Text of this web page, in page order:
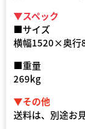
▼スペック
■サイズ
横幅1520×奥行
■重量
269kg
▼その他
送料は、別途お